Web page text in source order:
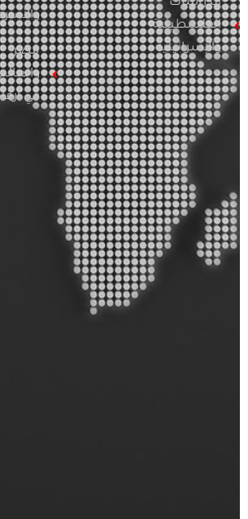
الفلسطينية
والإسرائيلية
والأسرة
مصر
والعالم
في أرقام